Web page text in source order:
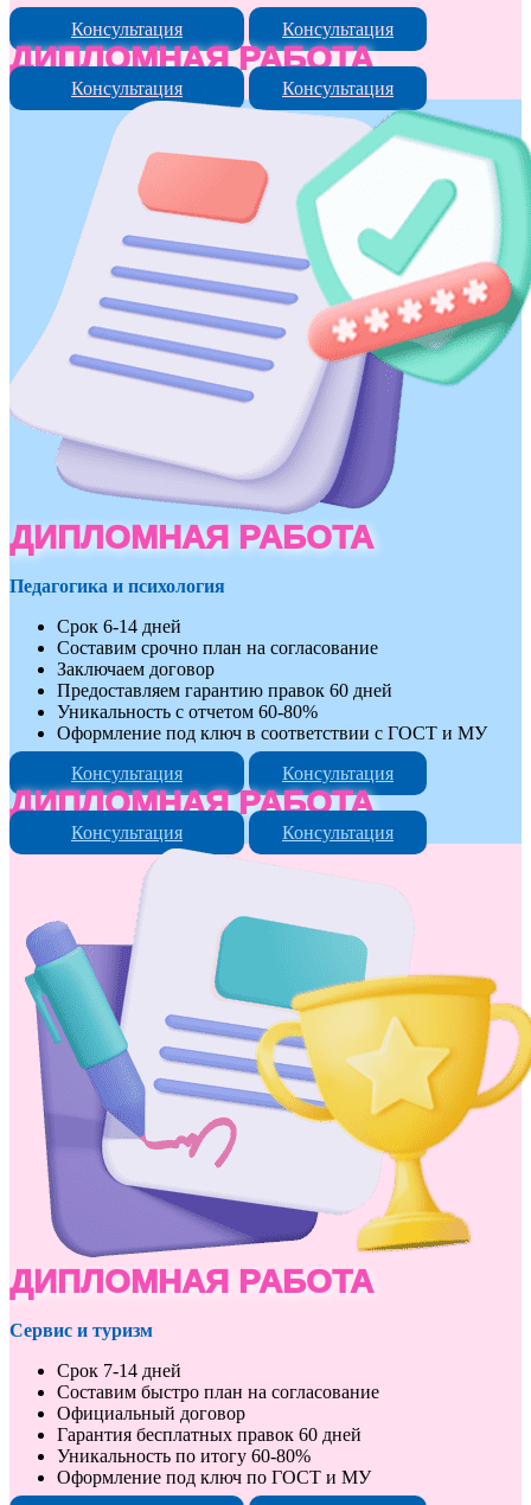
Консультация
Консультация
ДИПЛОМНАЯ РАБОТА
Консультация Консультация
ДИПЛОМНАЯ РАБОТА
Педагогика и психология
Срок 6-14 дней
Составим срочно план на согласование
Заключаем договор
Предоставляем гарантию правок 60 дней
Уникальность с отчетом 60-80%
Оформление под ключ в соответствии с ГОСТ и МУ
Консультация
Консультация
ДИПЛОМНАЯ РАБОТА
Консультация Консультация
ДИПЛОМНАЯ РАБОТА
Сервис и туризм
Срок 7-14 дней
Составим быстро план на согласование
Официальный договор
Гарантия бесплатных правок 60 дней
Уникальность по итогу 60-80%
Оформление под ключ по ГОСТ и МУ